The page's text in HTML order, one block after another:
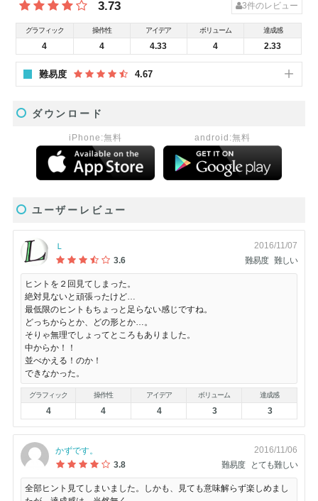
3.73 3件のレビュー
グラフィック
4
操作性
4
アイデア
4.33
ボリューム
4
達成感
2.33
難易度 4.67
ダウンロード
iPhone:無料 android:無料
ユーザーレビュー
Ｌ 2016/11/07
ヒントを２回見てしまった。
絶対見ないと頑張ったけど…
最低限のヒントもちょっと足らない感じですね。
どっちからとか、どの形とか…。
そりゃ無理でしょってところもありました。
中からか！！
並べかえる！のか！
できなかった。
3.6
グラフィック
4
操作性
4
アイデア
4
ボリューム
3
達成感
3
難易度 難しい
かずです。 2016/11/06
全部ヒント見てしまいました。しかも、見ても意味解らず楽しめまし
3.8 難易度 とても難しい